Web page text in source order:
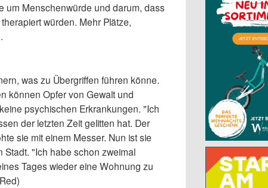
um Menschenwürde und darum, dass
würden. Mehr Plätze,
was zu Übergriffen führen könne.
können Opfer von Gewalt und
psychischen Erkrankungen. "Ich
der letzten Zeit gelitten hat. Der
sie mit einem Messer. Nun ist sie
"Ich habe schon zweimal
Tages wieder eine Wohnung zu